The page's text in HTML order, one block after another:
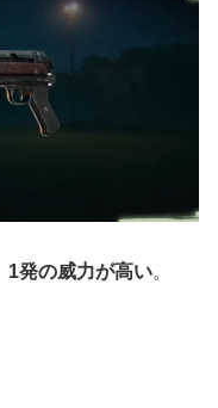
1発の威力が高い。